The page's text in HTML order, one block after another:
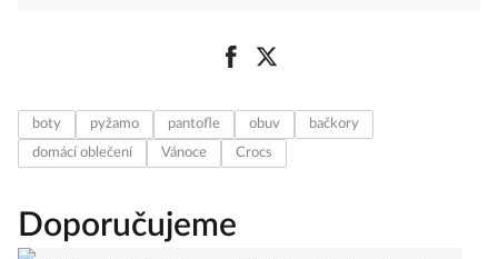
boty pyžamo pantofle obuv
bačkory
domácí oblečení
Vánoce Crocs
Doporučujeme